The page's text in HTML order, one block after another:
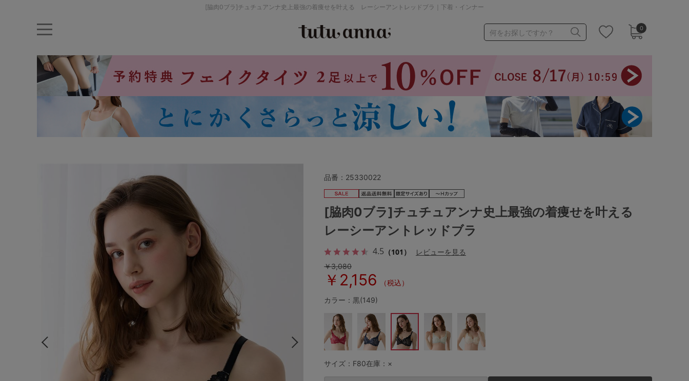
[脇肉0ブラ]チュチュアンナ史上最強の着痩せを叶える レーシーアントレッドブラ｜下着・インナー
0
何をお探しですか？
ナイトブラ ノンワイヤー 特盛ブラ チューブトップ 折り畳み パジャマ
ストッキング
ルームウェア アームカバー
カテゴリから探す
ルームウェア
ライフスタイル
マタニティ
価格帯から探す
～999円 1,000～1,999円
2,000～2,999円 3,000～3,999円
セールアイテムから探す
セールアイテム
お気に入り
新着アイテム
ランキング
品番： 25330022
[脇肉0ブラ]チュチュアンナ史上最強の着痩せを叶える
レーシーアントレッドブラ
4.5 （101） レビューを見る
￥3,080
￥2,156
（税込）
カラー：黒(149)
サイズ：F80在庫：×